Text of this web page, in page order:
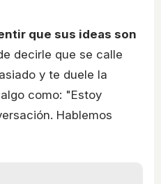
que sus ideas son
decirle que se calle
y te duele la
como: "Estoy
Hablemos